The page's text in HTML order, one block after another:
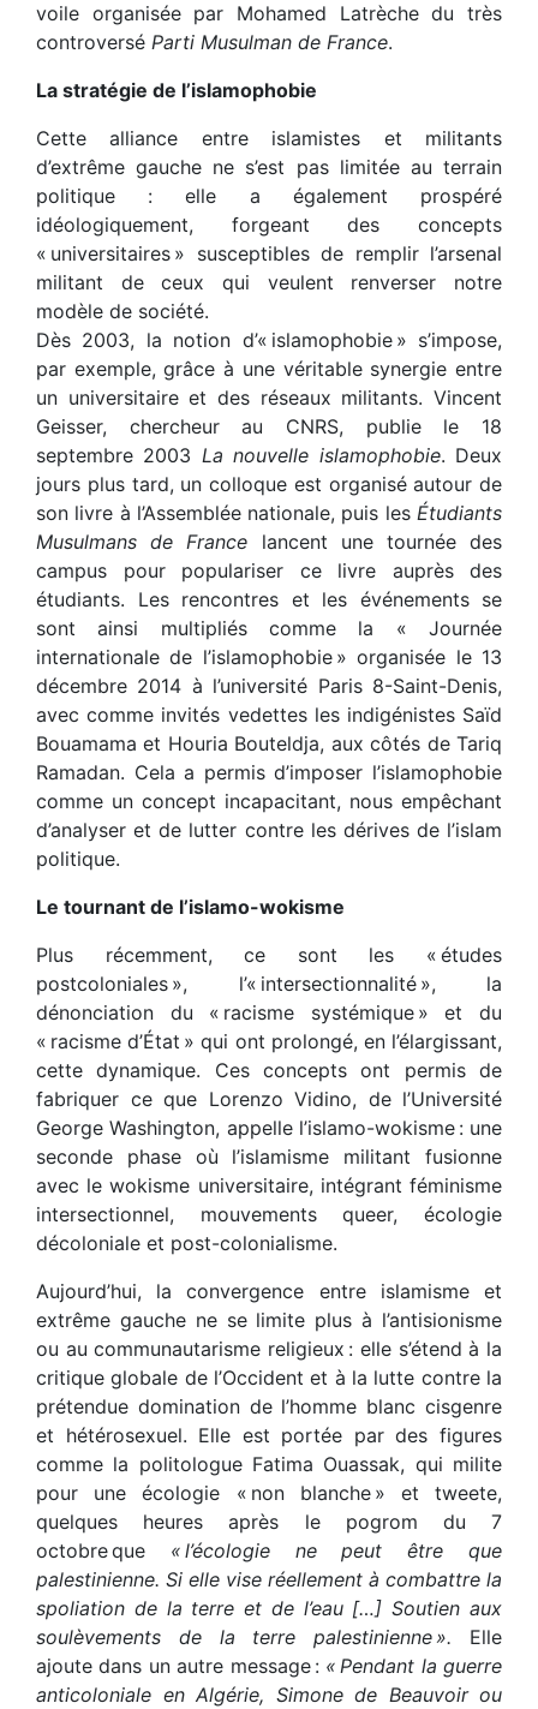
voile organisée par Mohamed Latrèche du très
controversé Parti Musulman de France.
La stratégie de l’islamophobie
Cette alliance entre islamistes et militants
d’extrême gauche ne s’est pas limitée au terrain
politique : elle a également prospéré
idéologiquement, forgeant des concepts
« universitaires » susceptibles de remplir l’arsenal
militant de ceux qui veulent renverser notre
modèle de société.
Dès 2003, la notion d’« islamophobie » s’impose,
par exemple, grâce à une véritable synergie entre
un universitaire et des réseaux militants. Vincent
Geisser, chercheur au CNRS, publie le 18
septembre 2003 La nouvelle islamophobie. Deux
jours plus tard, un colloque est organisé autour de
son livre à l’Assemblée nationale, puis les Étudiants
Musulmans de France lancent une tournée des
campus pour populariser ce livre auprès des
étudiants. Les rencontres et les événements se
sont ainsi multipliés comme la « Journée
internationale de l’islamophobie » organisée le 13
décembre 2014 à l’université Paris 8-Saint-Denis,
avec comme invités vedettes les indigénistes Saïd
Bouamama et Houria Bouteldja, aux côtés de Tariq
Ramadan. Cela a permis d’imposer l’islamophobie
comme un concept incapacitant, nous empêchant
d’analyser et de lutter contre les dérives de l’islam
politique.
Le tournant de l’islamo-wokisme
Plus récemment, ce sont les « études
postcoloniales », l’« intersectionnalité », la
dénonciation du « racisme systémique » et du
« racisme d’État » qui ont prolongé, en l’élargissant,
cette dynamique. Ces concepts ont permis de
fabriquer ce que Lorenzo Vidino, de l’Université
George Washington, appelle l’islamo-wokisme : une
seconde phase où l’islamisme militant fusionne
avec le wokisme universitaire, intégrant féminisme
intersectionnel, mouvements queer, écologie
décoloniale et post-colonialisme.
Aujourd’hui, la convergence entre islamisme et
extrême gauche ne se limite plus à l’antisionisme
ou au communautarisme religieux : elle s’étend à la
critique globale de l’Occident et à la lutte contre la
prétendue domination de l’homme blanc cisgenre
et hétérosexuel. Elle est portée par des figures
comme la politologue Fatima Ouassak, qui milite
pour une écologie « non blanche » et tweete,
quelques heures après le pogrom du 7
octobre que « l’écologie ne peut être que
palestinienne. Si elle vise réellement à combattre la
spoliation de la terre et de l’eau […] Soutien aux
soulèvements de la terre palestinienne ». Elle
ajoute dans un autre message : « Pendant la guerre
anticoloniale en Algérie, Simone de Beauvoir ou